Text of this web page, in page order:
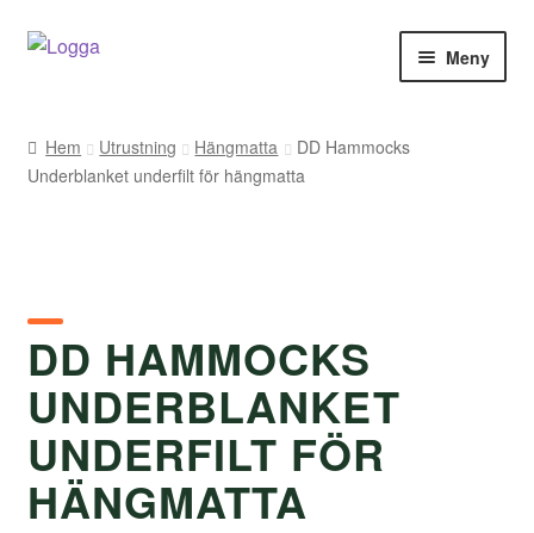
Hoppa
Hoppa
Meny
Kontakt
Varumärken
Väljare
Hem Utrustning Hängmatta
DD Hammocks
Underblanket underfilt för hängmatta
DD HAMMOCKS
UNDERBLANKET
UNDERFILT FÖR
HÄNGMATTA